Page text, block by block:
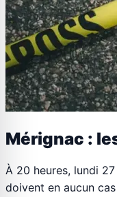
Mérignac :
À 20 heures, lundi
doivent en aucun